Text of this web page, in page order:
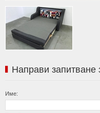
Направи запитване
Име: